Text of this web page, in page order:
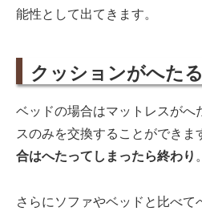
能性として出てきます。
クッションがへた
ベッドの場合はマットレスがへ
スのみを交換することができま
合はへたってしまったら終わり 。
さらにソファやベッドと比べて